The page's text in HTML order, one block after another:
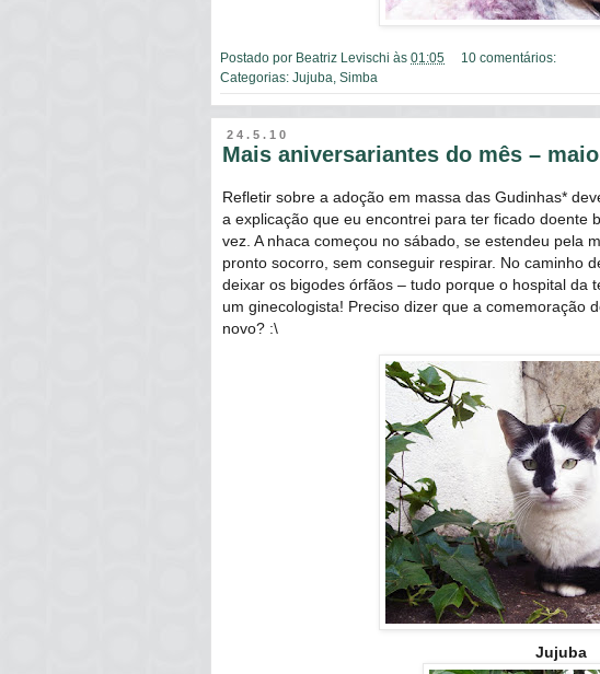
Postado por Beatriz Levischi às 01:05
10 comentários:
Categorias: Jujuba Simba
24.5.10
Mais aniversariantes do mês –
Refletir sobre a adoção em massa das Gudinhas*
a explicação que eu encontrei para ter ficado doente
vez. A nhaca começou no sábado, se estendeu pela
pronto socorro, sem conseguir respirar. No caminho
deixar os bigodes órfãos – tudo porque o hospital da
um ginecologista! Preciso dizer que a comemoração
novo? :\
Jujuba